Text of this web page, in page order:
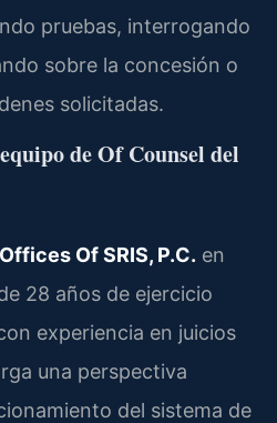
pruebas, interrogando
sobre la concesión o
solicitadas.
de Of Counsel del
Of SRIS, P.C. en
28 años de ejercicio
experiencia en juicios
una perspectiva
del sistema de